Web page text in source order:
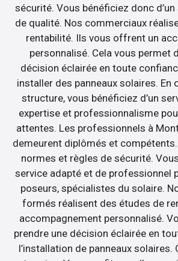
sécurité. Vous bénéficiez donc
de qualité. Nos commerciaux
rentabilité. Ils vous offrent un
personnalisé. Cela vous permet
décision éclairée en toute
installer des panneaux solaires. En
structure, vous bénéficiez d’un
expertise et professionnalisme
attentes. Les professionnels à
demeurent diplômés et
normes et règles de sécurité.
service adapté et de professionnel
poseurs, spécialistes du solaire.
formés réalisent des études de
accompagnement personnalisé.
prendre une décision éclairée en
l’installation de panneaux solaires.